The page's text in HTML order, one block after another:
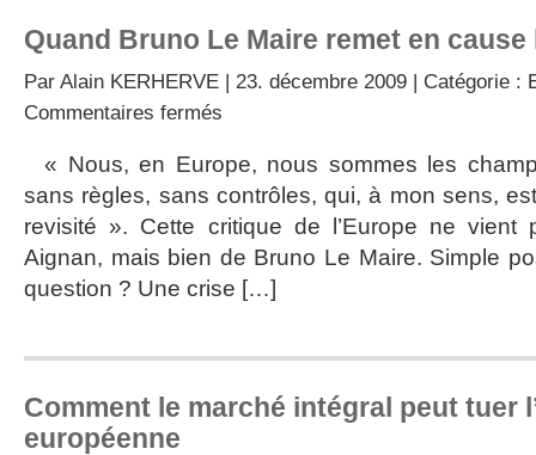
Quand Bruno Le Maire remet en
Par Alain KERHERVE | 23. décembre 2009 | Catégorie :
Commentaires fermés
Le
Maire
en
cause
mondialisation
« Nous, en Europe, nous sommes les
sans règles, sans contrôles, qui, à mon sens,
revisité ». Cette critique de l’Europe ne vient
Aignan, mais bien de Bruno Le Maire. Simple
question ? Une crise […]
Comment le marché intégral peut tuer
européenne